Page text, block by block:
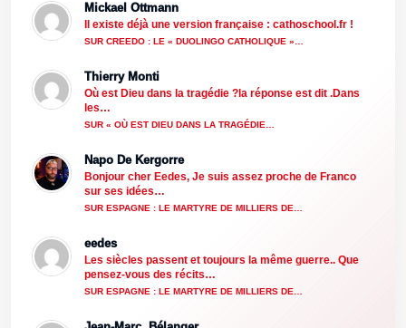
Mickael Ottmann
Il existe déjà une version française : cathoschool.fr !
SUR CREEDO : LE « DUOLINGO CATHOLIQUE »…
Thierry Monti
Où est Dieu dans la tragédie ?la réponse est dit .Dans
les…
SUR « OÙ EST DIEU DANS LA TRAGÉDIE…
Napo De Kergorre
Bonjour cher Eedes, Je suis assez proche de Franco
sur ses idées…
SUR ESPAGNE : LE MARTYRE DE MILLIERS DE…
eedes
Les siècles passent et toujours la même guerre.. Que
pensez-vous des récits…
SUR ESPAGNE : LE MARTYRE DE MILLIERS DE…